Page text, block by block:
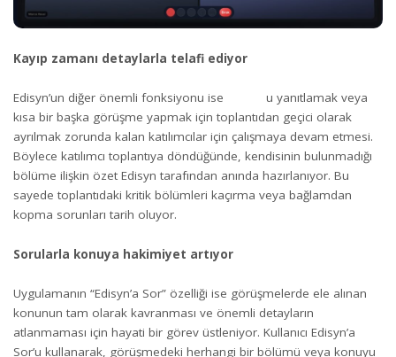
Kayıp zamanı detaylarla telafi ediyor
Edisyn’un diğer önemli fonksiyonu ise u yanıtlamak veya
kısa bir başka görüşme yapmak için toplantıdan geçici olarak
ayrılmak zorunda kalan katılımcılar için çalışmaya devam etmesi.
Böylece katılımcı toplantıya döndüğünde, kendisinin bulunmadığı
bölüme ilişkin özet Edisyn tarafından anında hazırlanıyor. Bu
sayede toplantıdaki kritik bölümleri kaçırma veya bağlamdan
kopma sorunları tarih oluyor.
Sorularla konuya hakimiyet artıyor
Uygulamanın “Edisyn’a Sor” özelliği ise görüşmelerde ele alınan
konunun tam olarak kavranması ve önemli detayların
atlanmaması için hayati bir görev üstleniyor. Kullanıcı Edisyn’a
Sor’u kullanarak, görüşmedeki herhangi bir bölümü veya konuyu